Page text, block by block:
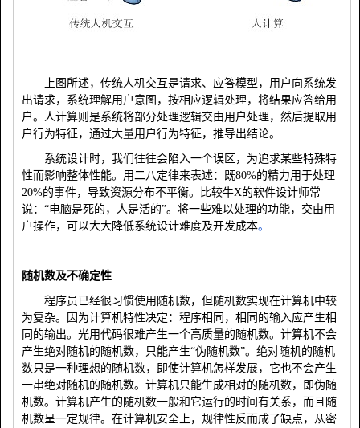
上图所述，传统人机交互是请求、应答模型，用户向系统发
出请求，系统理解用户意图，按相应逻辑处理，将结果应答给用
户。人计算则是系统将部分处理逻辑交由用户处理，然后提取用
户行为特征，通过大量用户行为特征，推导出结论。
系统设计时，我们往往会陷入一个误区，为追求某些特殊特
性而影响整体性能。用二八定律来表述：既80%的精力用于处理
20%的事件，导致资源分布不平衡。比较牛X的软件设计师常
说：“电脑是死的，人是活的”。将一些难以处理的功能，交由用
户操作，可以大大降低系统设计难度及开发成本。
随机数及不确定性
程序员已经很习惯使用随机数，但随机数实现在计算机中较
为复杂。因为计算机特性决定：程序相同，相同的输入应产生相
同的输出。光用代码很难产生一个高质量的随机数。计算机不会
产生绝对随机的随机数，只能产生“伪随机数”。绝对随机的随机
数只是一种理想的随机数，即使计算机怎样发展，它也不会产生
一串绝对随机的随机数。计算机只能生成相对的随机数，即伪随
机数。计算机产生的随机数一般和它运行的时间有关系，而且随
机数呈一定规律。在计算机安全上，规律性反而成了缺点，从密